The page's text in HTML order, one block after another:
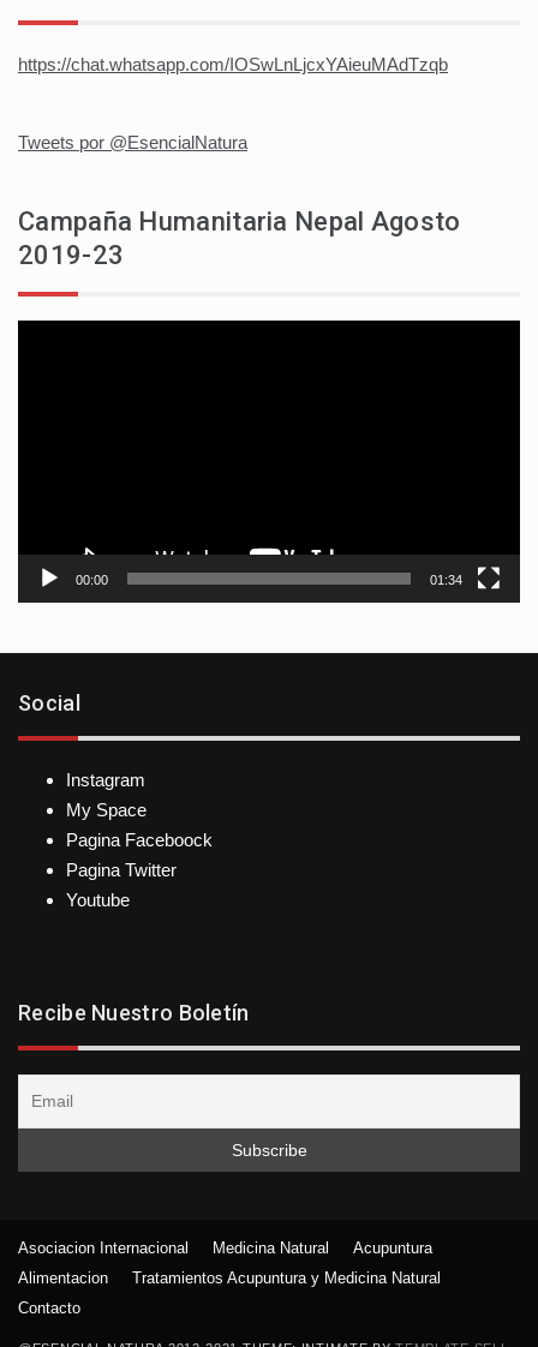
https://chat.whatsapp.com/IOSwLnLjcxYAieuMAdTzqb
Tweets por @EsencialNatura
Campaña Humanitaria Nepal Agosto
2019-23
00:00 01:34
Social
Instagram
My Space
Pagina Faceboock
Pagina Twitter
Youtube
Recibe Nuestro Boletín
Asociacion Internacional Medicina Natural
Acupuntura
Alimentacion
Tratamientos Acupuntura y Medicina Natural
Contacto